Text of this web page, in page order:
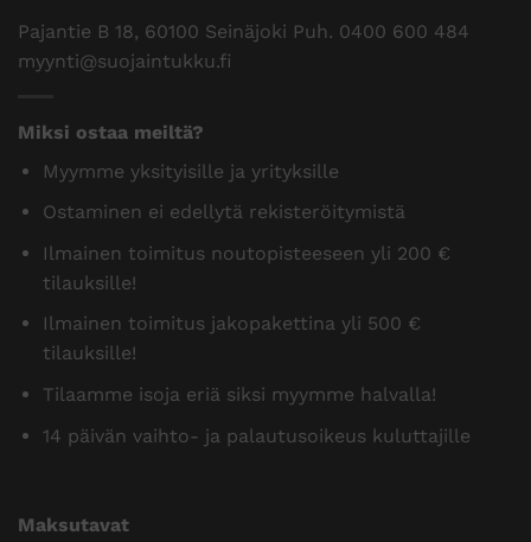
Pajantie B 18, 60100 Seinäjoki Puh. 0400 600 484
myynti@suojaintukku.fi
Miksi ostaa meiltä?
Myymme yksityisille ja yrityksille
Ostaminen ei edellytä rekisteröitymistä
Ilmainen toimitus noutopisteeseen yli 200 €
tilauksille!
Ilmainen toimitus jakopakettina yli 500 €
tilauksille!
Tilaamme isoja eriä siksi myymme halvalla!
14 päivän vaihto- ja palautusoikeus kuluttajille
Maksutavat